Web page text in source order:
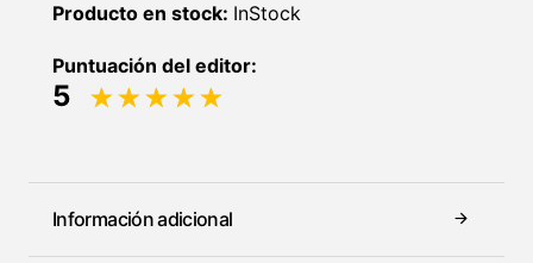
Producto en stock: InStock
Puntuación del editor:
5
Información adicional